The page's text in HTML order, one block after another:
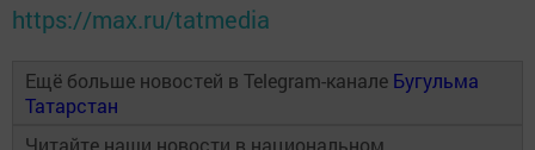
https://max.ru/tatmedia
Ещё больше новостей в Telegram-канале Бугульма
Татарстан
Читайте наши новости в национальном